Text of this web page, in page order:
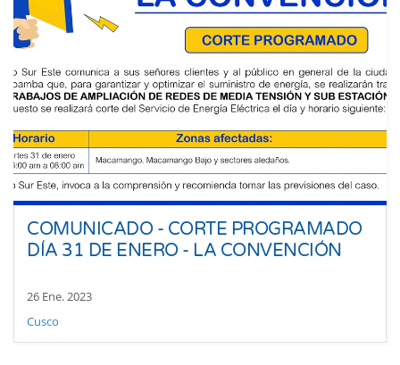
COMUNICADO - CORTE PROGRAMADO
DÍA 31 DE ENERO - LA CONVENCIÓN
26 Ene. 2023
Cusco